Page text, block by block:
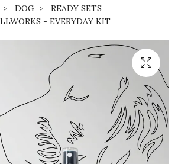
DOG
READY SETS
- EVERYDAY KIT